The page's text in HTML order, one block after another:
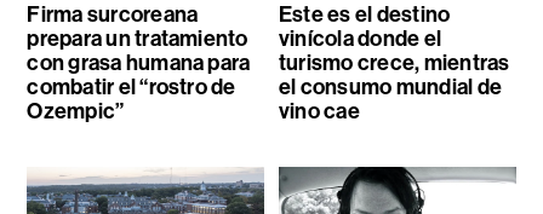
Firma surcoreana
prepara un tratamiento
con grasa humana para
combatir el “rostro de
Ozempic”
Este es el destino
vinícola donde el
turismo crece, mientras
el consumo mundial de
vino cae